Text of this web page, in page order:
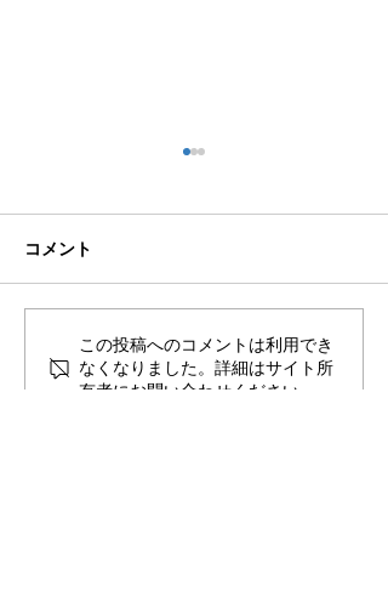
🍻住吉の夜は「さんかく
しかく」さんへ！
コメント
この投稿へのコメントは利用でき
なくなりました。詳細はサイト所
有者にお問い合わせください。